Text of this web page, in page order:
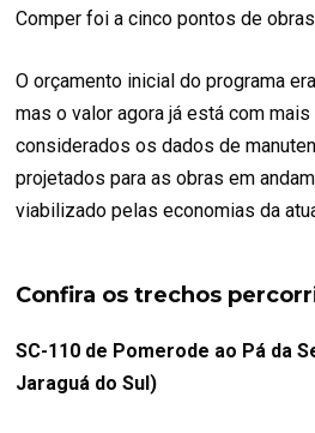
Comper foi a cinco pontos de
O orçamento inicial do programa
mas o valor agora já está com
considerados os dados de
projetados para as obras em
viabilizado pelas economias da
Confira os trechos
SC-110 de Pomerode ao Pá da
Jaraguá do Sul)